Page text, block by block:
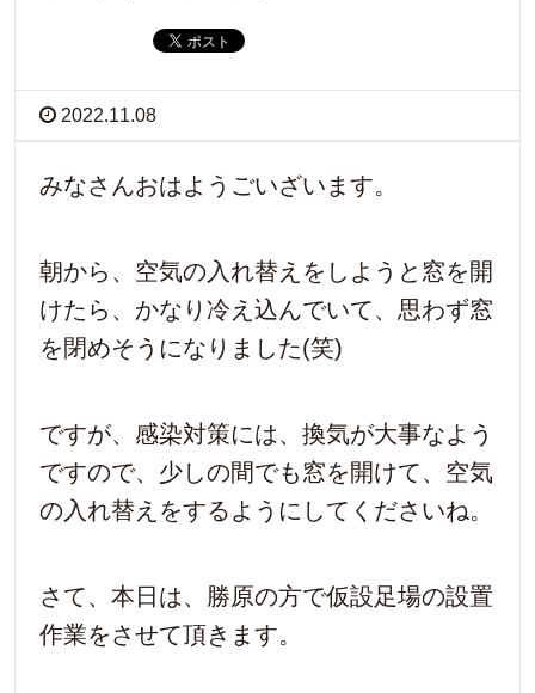
2022.11.08
みなさんおはようごいざいます。
朝から、空気の入れ替えをしようと窓を開
けたら、かなり冷え込んでいて、思わず窓
を閉めそうになりました(笑)
ですが、感染対策には、換気が大事なよう
ですので、少しの間でも窓を開けて、空気
の入れ替えをするようにしてくださいね。
さて、本日は、勝原の方で仮設足場の設置
作業をさせて頂きます。